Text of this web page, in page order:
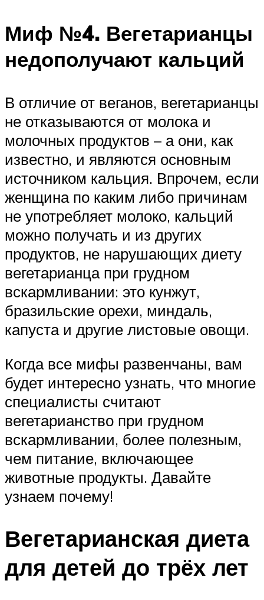
Миф №4. Вегетарианцы
недополучают кальций
В отличие от веганов, вегетарианцы
не отказываются от молока и
молочных продуктов – а они, как
известно, и являются основным
источником кальция. Впрочем, если
женщина по каким либо причинам
не употребляет молоко, кальций
можно получать и из других
продуктов, не нарушающих диету
вегетарианца при грудном
вскармливании: это кунжут,
бразильские орехи, миндаль,
капуста и другие листовые овощи.
Когда все мифы развенчаны, вам
будет интересно узнать, что многие
специалисты считают
вегетарианство при грудном
вскармливании, более полезным,
чем питание, включающее
животные продукты. Давайте
узнаем почему!
Вегетарианская диета
для детей до трёх лет